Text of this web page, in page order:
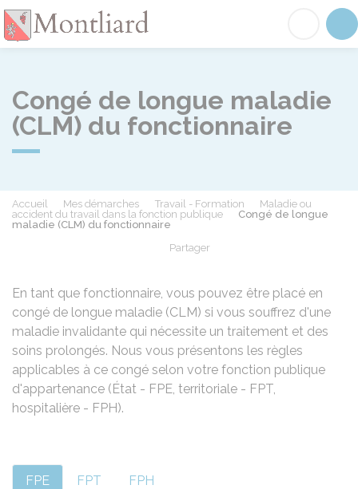
Congé de longue maladie
(CLM) du fonctionnaire
Accueil Mes démarches Travail - Formation
Maladie ou
accident du travail dans la fonction publique
Congé de longue
maladie (CLM) du fonctionnaire
Partager
En tant que fonctionnaire, vous pouvez être placé en
congé de longue maladie (CLM) si vous souffrez d'une
maladie invalidante qui nécessite un traitement et des
soins prolongés. Nous vous présentons les règles
applicables à ce congé selon votre fonction publique
d'appartenance (État - FPE, territoriale - FPT,
hospitalière - FPH).
FPE FPT FPH